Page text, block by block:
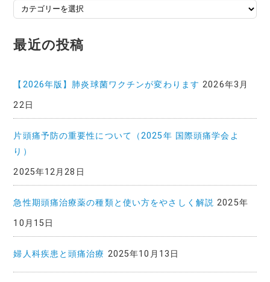
投
稿
記
事
覧
最近の投稿
【2026年版】肺炎球菌ワクチンが変わります 2026年3月
22日
片頭痛予防の重要性について（2025年 国際頭痛学会よ
り）
2025年12月28日
急性期頭痛治療薬の種類と使い方をやさしく解説 2025年
10月15日
婦人科疾患と頭痛治療 2025年10月13日